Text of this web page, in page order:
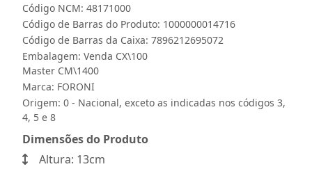
Código NCM: 48171000
Código de Barras do Produto: 1000000014716
Código de Barras da Caixa: 7896212695072
Embalagem: Venda CX\100
Master CM\1400
Marca: FORONI
Origem: 0 - Nacional, exceto as indicadas nos códigos 3,
4, 5 e 8
Dimensões do Produto
Altura: 13cm